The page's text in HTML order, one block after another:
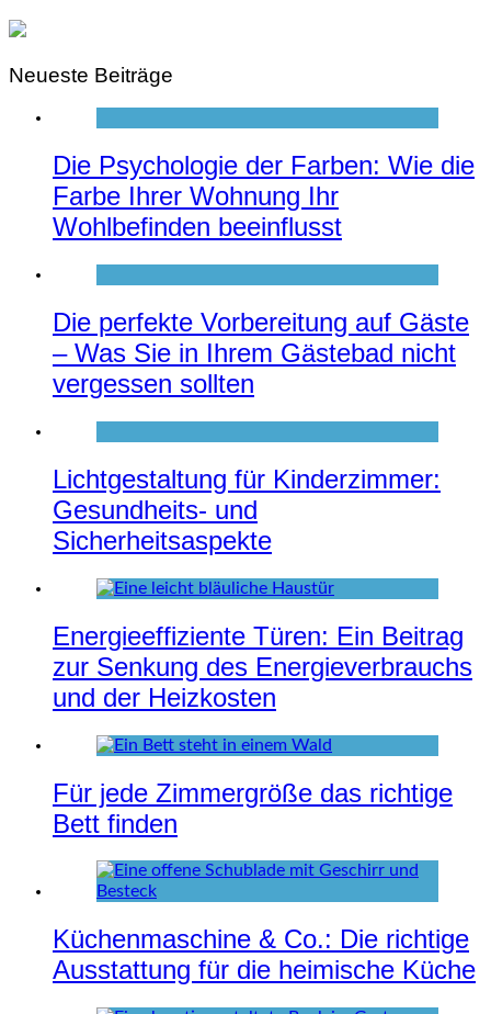
Neueste Beiträge
Die Psychologie der Farben: Wie die
Farbe Ihrer Wohnung Ihr
Wohlbefinden beeinflusst
Die perfekte Vorbereitung auf Gäste
– Was Sie in Ihrem Gästebad nicht
vergessen sollten
Lichtgestaltung für Kinderzimmer:
Gesundheits- und
Sicherheitsaspekte
Energieeffiziente Türen: Ein Beitrag
zur Senkung des Energieverbrauchs
und der Heizkosten
Für jede Zimmergröße das richtige
Bett finden
Küchenmaschine & Co.: Die richtige
Ausstattung für die heimische Küche